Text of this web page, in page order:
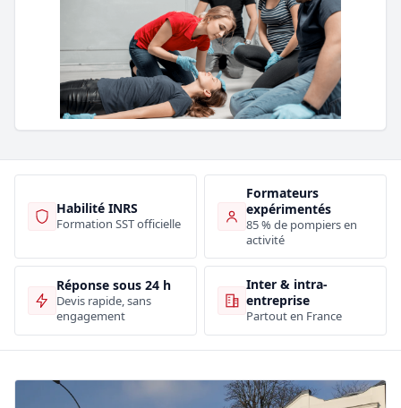
Habilité INRS
Formation SST officielle
Formateurs
expérimentés
85 % de pompiers en
activité
Réponse sous 24 h
Devis rapide, sans
engagement
Inter & intra-
entreprise
Partout en France